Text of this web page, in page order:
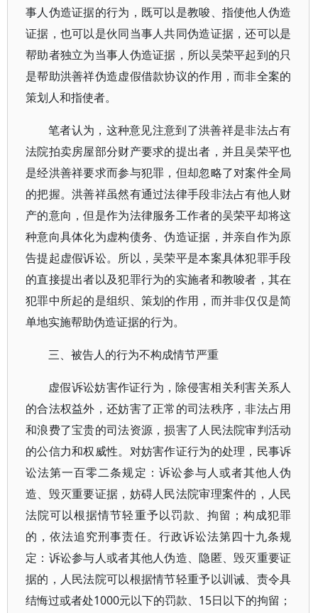
事人伪造证据的行为，既可以是教唆、指使他人伪造
证据，也可以是伙同当事人共同伪造证据，还可以是
帮助者独立为当事人伪造证据，所以吴荣平起到的只
是帮助洪善祥伪造虚假借款协议的作用，而非全案的
策划人和指使者。
笔者认为，这种意见注意到了洪善祥是非法占有
法院拍卖房屋部分财产要求的提出者，并且吴荣平也
是经洪善祥要求而参与犯罪，但却忽略了对案件全局
的把握。洪善祥虽然有通过法律手段非法占有他人财
产的意向，但是作为法律服务工作者的吴荣平却将这
种意向具体化为虚构债务、伪造证据，并亲自作为原
告提起虚假诉讼。所以，吴荣平是本案具体犯罪手段
的直接提出者以及犯罪行为的实施者和教唆者，其在
犯罪中所起的是组织、策划的作用，而并非仅仅是简
单地实施帮助伪造证据的行为。
三、被告人的行为不构成情节严重
虚假诉讼妨害作证行为，除侵害相关利害关系人
的合法权益外，还妨害了正常的司法秩序，非法占用
和浪费了宝贵的司法资源，损害了人民法院审判活动
的公信力和权威性。对妨害作证行为的处理，民事诉
讼法第一百零二条规定：诉讼参与人或者其他人伪
造、毁灭重要证据，妨碍人民法院审理案件的，人民
法院可以根据情节轻重予以罚款、拘留；构成犯罪
的，依法追究刑事责任。行政诉讼法第四十九条规
定：诉讼参与人或者其他人伪造、隐匿、毁灭重要证
据的，人民法院可以根据情节轻重予以训诫、责令具
结悔过或者处1000元以下的罚款、15日以下的拘留；